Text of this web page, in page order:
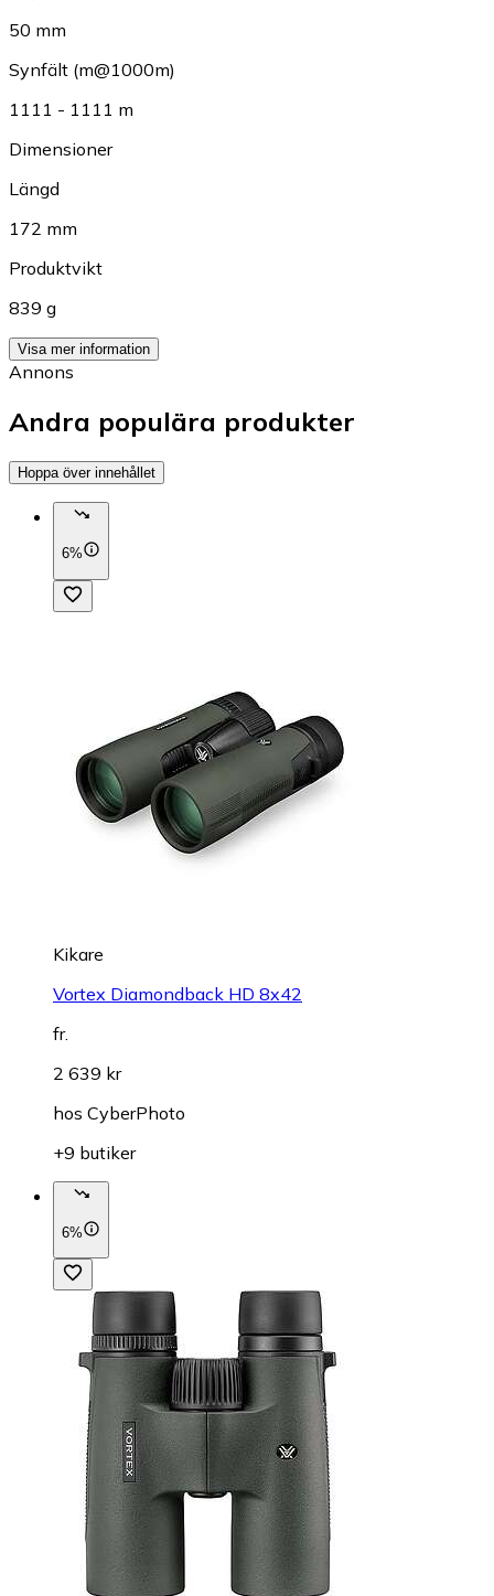
50 mm
Synfält (m@1000m)
1111 - 1111 m
Dimensioner
Längd
172 mm
Produktvikt
839 g
Visa mer information
Annons
Andra populära produkter
Hoppa över innehållet
6%
Kikare
Vortex Diamondback HD 8x42
fr.
2 639 kr
hos CyberPhoto
+9 butiker
6%